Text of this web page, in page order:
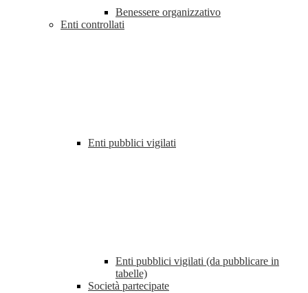
Benessere organizzativo
Enti controllati
Enti pubblici vigilati
Enti pubblici vigilati (da pubblicare in
tabelle)
Società partecipate